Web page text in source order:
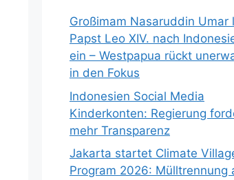
Großimam Nasaruddin Umar
Papst Leo XIV. nach
ein – Westpapua rückt
in den Fokus
Indonesien Social Media
Kinderkonten: Regierung
mehr Transparenz
Jakarta startet Climate
Program 2026: Mülltrennung